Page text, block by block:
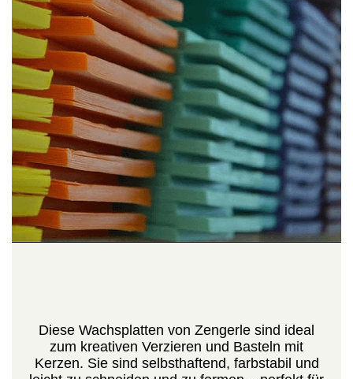
Diese Wachsplatten von Zengerle sind ideal
zum kreativen Verzieren und Basteln mit
Kerzen. Sie sind selbsthaftend, farbstabil und